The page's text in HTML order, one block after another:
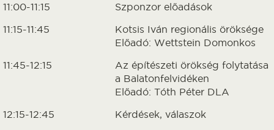
11:00-11:15 Szponzor előadások
11:15-11:45
Kotsis Iván regionális öröksége
Előadó: Wettstein Domonkos
11:45-12:15
Az építészeti örökség folytatása
a Balatonfelvidéken
Előadó: Tóth Péter DLA
12:15-12:45 Kérdések, válaszok